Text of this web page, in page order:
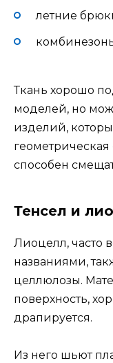
летние
Ткань хорошо
моделей, но
изделий,
способен
Тенсел и
Лиоцелл, часто
названиями,
целлюлозы.
поверхность,
драпируется.
Из него шьют